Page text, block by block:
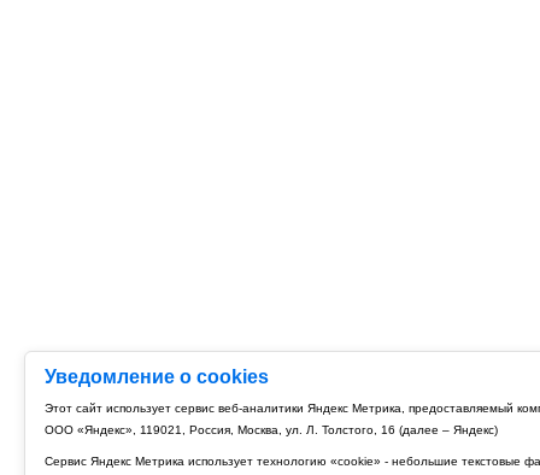
Уведомление о cookies
Этот сайт использует сервис веб-аналитики Яндекс Метрика, предоставляемый
ООО «Яндекс», 119021, Россия, Москва, ул. Л. Толстого, 16 (далее – Яндекс)
Сервис Яндекс Метрика использует технологию «cookie» - небольшие текстовые